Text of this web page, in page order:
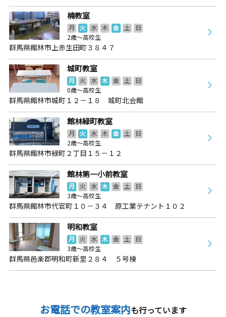
楠教室
月 火 水 木 金 土
日
2歳～高校生
群馬県館林市上赤生田町３８４７
城町教室
月 火 水 木 金 土
日
0歳～高校生
群馬県館林市城町１２－１８ 城町北会館
館林緑町教室
月 火 水 木 金 土
日
2歳～高校生
群馬県館林市緑町２丁目１５－１２
館林第一小前教室
月 火 水 木 金 土
日
3歳～高校生
群馬県館林市代官町１０－３４ 原工業テナント１０２
明和教室
月 火 水 木 金 土
日
3歳～高校生
群馬県邑楽郡明和町新里２８４ ５号棟
お電話での教室案内も行っています